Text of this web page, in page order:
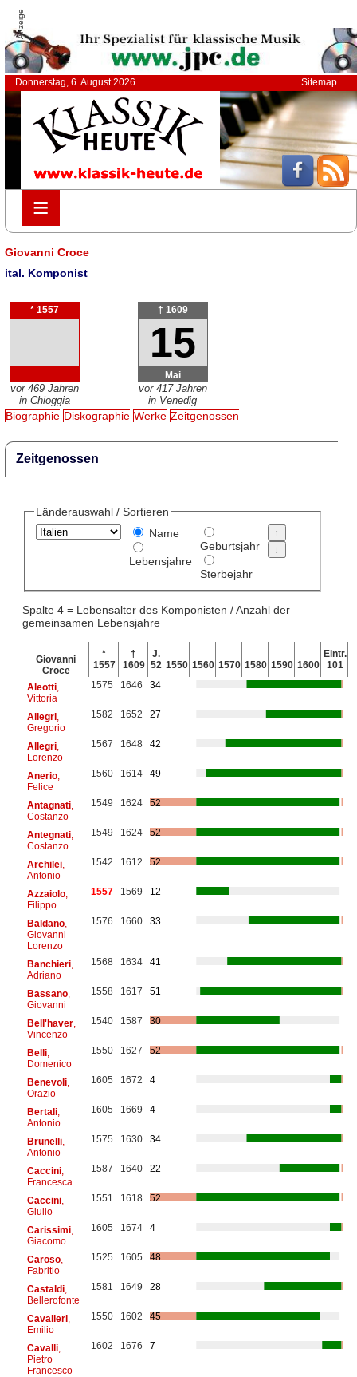
Anzeige
Donnerstag, 6. August 2026 Sitemap
≡
≡
Giovanni Croce
ital. Komponist
* 1557
vor 469 Jahren
in Chioggia
† 1609
15
Mai
vor 417 Jahren
in Venedig
Biographie Diskographie Werke Zeitgenossen
Zeitgenossen
Länderauswahl / Sortieren
Name
Lebensjahre
Geburtsjahr
Sterbejahr
Spalte 4 = Lebensalter des Komponisten / Anzahl der
gemeinsamen Lebensjahre
Giovanni
Croce
*
1557
†
1609
J.
52 1550 1560 1570 1580 1590 1600
Eintr.
101
Aleotti,
Vittoria
1575 1646 34
Allegri,
Gregorio
1582 1652 27
Allegri,
Lorenzo
1567 1648 42
Anerio,
Felice
1560 1614 49
Antagnati,
Costanzo
1549 1624 52
Antegnati,
Costanzo
1549 1624 52
Archilei,
Antonio
1542 1612 52
Azzaiolo,
Filippo
1557 1569 12
Baldano,
Giovanni
Lorenzo
1576 1660 33
Banchieri,
Adriano
1568 1634 41
Bassano,
Giovanni
1558 1617 51
Bell'haver,
Vincenzo
1540 1587 30
Belli,
Domenico
1550 1627 52
Benevoli,
Orazio
1605 1672 4
Bertali,
Antonio
1605 1669 4
Brunelli,
Antonio
1575 1630 34
Caccini,
Francesca
1587 1640 22
Caccini,
Giulio
1551 1618 52
Carissimi,
Giacomo
1605 1674 4
Caroso,
Fabritio
1525 1605 48
Castaldi,
Bellerofonte
1581 1649 28
Cavalieri,
Emilio
1550 1602 45
Cavalli,
Pietro
Francesco
1602 1676 7